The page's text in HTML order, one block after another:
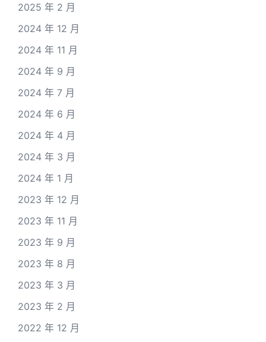
2025 年 2 月
2024 年 12 月
2024 年 11 月
2024 年 9 月
2024 年 7 月
2024 年 6 月
2024 年 4 月
2024 年 3 月
2024 年 1 月
2023 年 12 月
2023 年 11 月
2023 年 9 月
2023 年 8 月
2023 年 3 月
2023 年 2 月
2022 年 12 月